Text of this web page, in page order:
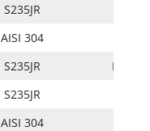
S235JR
AISI 304
S235JR
ISO
S235JR
AISI 304